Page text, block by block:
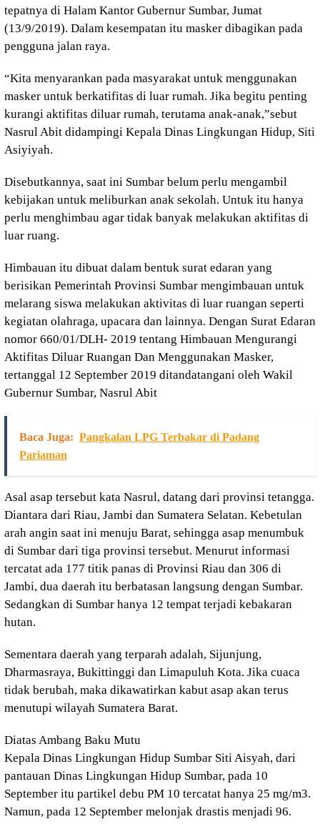
tepatnya di Halam Kantor Gubernur Sumbar, Jumat
(13/9/2019). Dalam kesempatan itu masker dibagikan pada
pengguna jalan raya.
“Kita menyarankan pada masyarakat untuk menggunakan
masker untuk berkatifitas di luar rumah. Jika begitu penting
kurangi aktifitas diluar rumah, terutama anak-anak,”sebut
Nasrul Abit didampingi Kepala Dinas Lingkungan Hidup, Siti
Asiyiyah.
Disebutkannya, saat ini Sumbar belum perlu mengambil
kebijakan untuk meliburkan anak sekolah. Untuk itu hanya
perlu menghimbau agar tidak banyak melakukan aktifitas di
luar ruang.
Himbauan itu dibuat dalam bentuk surat edaran yang
berisikan Pemerintah Provinsi Sumbar mengimbauan untuk
melarang siswa melakukan aktivitas di luar ruangan seperti
kegiatan olahraga, upacara dan lainnya. Dengan Surat Edaran
nomor 660/01/DLH- 2019 tentang Himbauan Mengurangi
Aktifitas Diluar Ruangan Dan Menggunakan Masker,
tertanggal 12 September 2019 ditandatangani oleh Wakil
Gubernur Sumbar, Nasrul Abit
Baca Juga: Pangkalan LPG Terbakar di Padang
Pariaman
Asal asap tersebut kata Nasrul, datang dari provinsi tetangga.
Diantara dari Riau, Jambi dan Sumatera Selatan. Kebetulan
arah angin saat ini menuju Barat, sehingga asap menumbuk
di Sumbar dari tiga provinsi tersebut. Menurut informasi
tercatat ada 177 titik panas di Provinsi Riau dan 306 di
Jambi, dua daerah itu berbatasan langsung dengan Sumbar.
Sedangkan di Sumbar hanya 12 tempat terjadi kebakaran
hutan.
Sementara daerah yang terparah adalah, Sijunjung,
Dharmasraya, Bukittinggi dan Limapuluh Kota. Jika cuaca
tidak berubah, maka dikawatirkan kabut asap akan terus
menutupi wilayah Sumatera Barat.
Diatas Ambang Baku Mutu
Kepala Dinas Lingkungan Hidup Sumbar Siti Aisyah, dari
pantauan Dinas Lingkungan Hidup Sumbar, pada 10
September itu partikel debu PM 10 tercatat hanya 25 mg/m3.
Namun, pada 12 September melonjak drastis menjadi 96.